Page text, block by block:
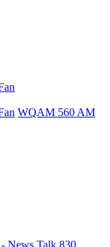
WQAM 560 AM